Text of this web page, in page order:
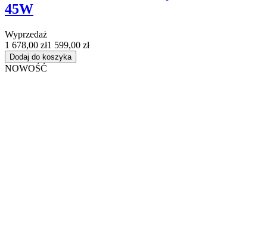
45W
Wyprzedaż
1 678,00 zł1 599,00 zł
Dodaj do koszyka
NOWOŚĆ